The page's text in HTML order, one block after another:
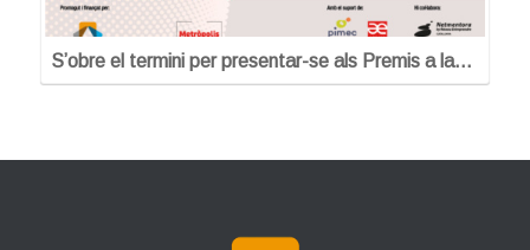
S’obre el termini per presentar-se als Premis a la…